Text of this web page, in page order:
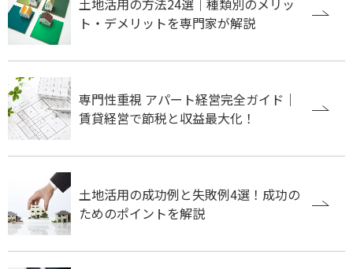
ト・デメリットを専門家が解説
専門性重視 アパート経営完全ガイド｜
賃貸経営で節税と収益最大化！
土地活用の成功例と失敗例4選！成功の
ためのポイントを解説